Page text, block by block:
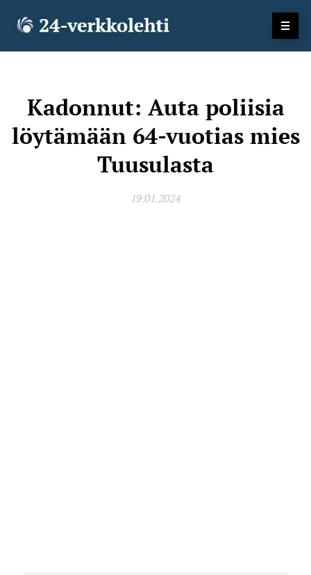
Kadonnut: Auta poliisia
löytämään 64-vuotias mies
Tuusulasta
19.01.2024